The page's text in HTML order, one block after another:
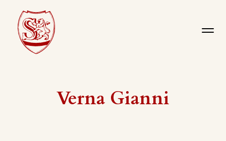
Verna Gianni